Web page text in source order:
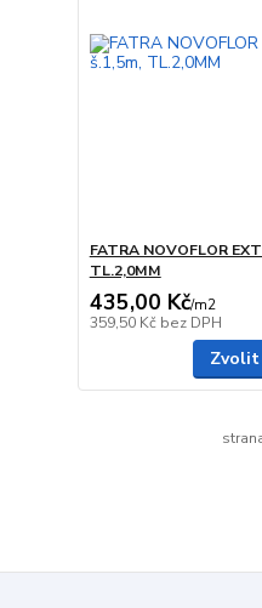
FATRA NOVOFLOR
TL.2,0MM
435,00 Kč/m2
359,50 Kč bez DPH